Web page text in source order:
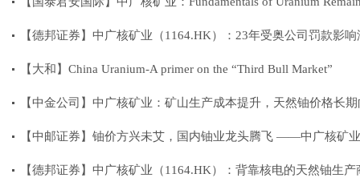
【德邦证券】中广核矿业（1164.HK）：23年受奥公司罚款影
【大和】China Uranium-A primer on the “Third Bull Market”
【中金公司】中广核矿业：矿山生产成本提升，天然铀价格长
【中邮证券】铀价方兴未艾，国内铀业龙头腾飞 ——中广核矿
【德邦证券】中广核矿业（1164.HK）：背靠核电的天然铀生产